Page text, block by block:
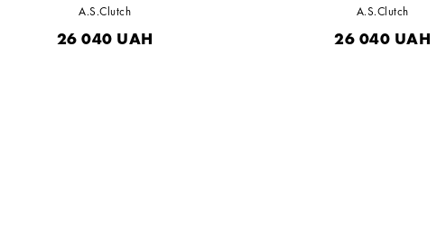
A.S.Clutch
26 040 UAH
A.S.Clutch
26 040 UAH